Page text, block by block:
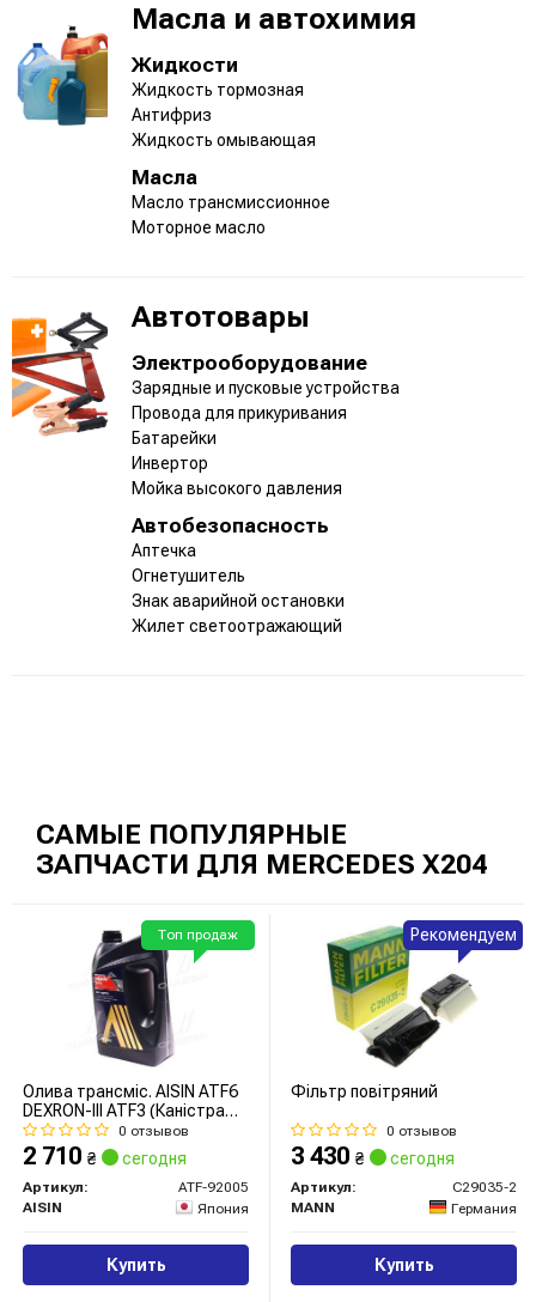
Масла и автохимия
Жидкости
Жидкость тормозная
Антифриз
Жидкость омывающая
Масла
Масло трансмиссионное
Моторное масло
Автотовары
Электрооборудование
Зарядные и пусковые устройства
Провода для прикуривания
Батарейки
Инвертор
Мойка высокого давления
Автобезопасность
Аптечка
Огнетушитель
Знак аварийной остановки
Жилет светоотражающий
САМЫЕ ПОПУЛЯРНЫЕ
ЗАПЧАСТИ ДЛЯ MERCEDES X204
Олива трансміс. AISIN ATF6
DEXRON-III ATF3 (Каністра
5л)
0 отзывов
2 710 ₴ сегодня
Артикул:
ATF-92005
AISIN
Япония
Купить
Топ продаж
Фільтр повітряний
0 отзывов
3 430 ₴ сегодня
Артикул:
C29035-2
MANN
Германия
Купить
Рекомендуем